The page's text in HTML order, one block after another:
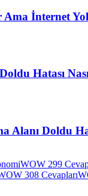
İnternet
Hatası
Alanı Doldu
WOW 299
308 Cevapları